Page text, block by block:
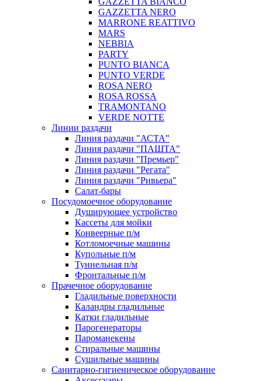
GAZZETTA NERO
MARRONE REATTIVO
MARS
NEBBIA
PARTY
PUNTO BIANCA
PUNTO VERDE
ROSA NERO
ROSA ROSSA
TRAMONTANO
VERDE NOTTE
Линии раздачи
Линия раздачи "АСТА"
Линия раздачи "ПАШТА"
Линия раздачи "Премьер"
Линия раздачи "Регата"
Линия раздачи "Ривьера"
Салат-бары
Посудомоечное оборудование
Душирующее устройство
Кассеты для мойки
Конвеерные п/м
Котломоечные машины
Купольные п/м
Туннельная п/м
Фронтальные п/м
Прачечное оборудование
Гладильные поверхности
Каландры гладильные
Катки гладильные
Парогенераторы
Пароманекены
Стиральные машины
Сушильные машины
Санитарно-гигиеническое оборудование